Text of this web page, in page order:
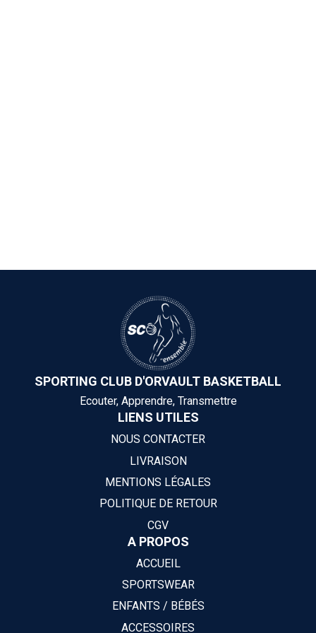
SPORTING CLUB D'ORVAULT BASKETBALL
Ecouter, Apprendre, Transmettre
LIENS UTILES
NOUS CONTACTER
LIVRAISON
MENTIONS LÉGALES
POLITIQUE DE RETOUR
CGV
A PROPOS
ACCUEIL
SPORTSWEAR
ENFANTS / BÉBÉS
ACCESSOIRES